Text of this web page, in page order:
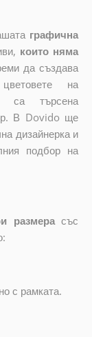
графична
които няма
да създава
на
са търсена
В Dovido ще
дизайнерка и
подбор на
размера със
с рамката.